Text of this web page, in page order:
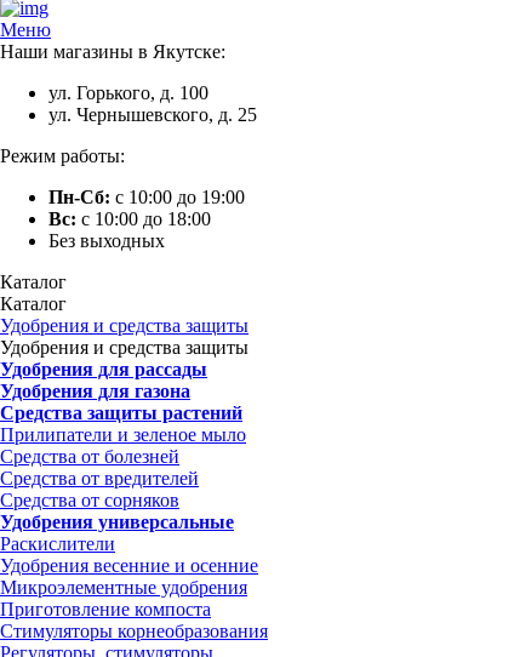
Меню
Наши магазины в Якутске:
ул. Горького, д. 100
ул. Чернышевского, д. 25
Режим работы:
Пн-Сб: с 10:00 до 19:00
Вс: с 10:00 до 18:00
Без выходных
Каталог
Каталог
Удобрения и средства защиты
Удобрения и средства защиты
Удобрения для рассады
Удобрения для газона
Средства защиты растений
Прилипатели и зеленое мыло
Средства от болезней
Средства от вредителей
Средства от сорняков
Удобрения универсальные
Раскислители
Удобрения весенние и осенние
Микроэлементные удобрения
Приготовление компоста
Стимуляторы корнеобразования
Регуляторы, стимуляторы